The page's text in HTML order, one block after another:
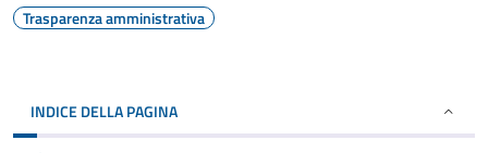
Trasparenza amministrativa
INDICE DELLA PAGINA